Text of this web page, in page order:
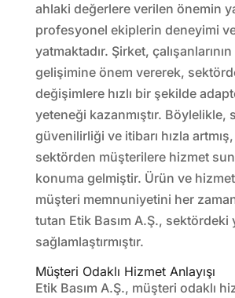
ahlaki değerlere verilen önemin
profesyonel ekiplerin deneyimi
yatmaktadır. Şirket,
gelişimine önem vererek,
değişimlere hızlı bir şekilde
yeteneği kazanmıştır. Böylelikle,
güvenilirliği ve itibarı hızla
sektörden müşterilere hizmet
konuma gelmiştir. Ürün ve
müşteri memnuniyetini her
tutan Etik Basım A.Ş., sektördeki
sağlamlaştırmıştır.
Müşteri Odaklı Hizmet Anlayışı
Etik Basım A.Ş., müşteri odaklı